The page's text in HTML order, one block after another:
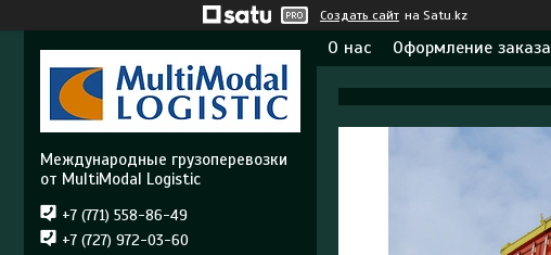
Создать сайт на Satu.kz
О нас Оформление заказа
Международные грузоперевозки
от MultiModal Logistic
+7 (771) 558-86-49
+7 (727) 972-03-60